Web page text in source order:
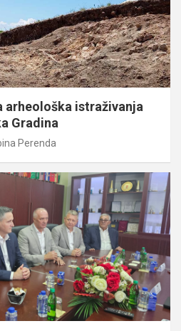
arheološka istraživanja
Gradina
Perenda